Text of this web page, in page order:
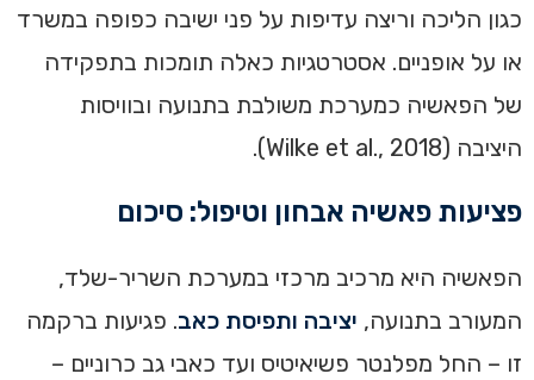
כגון הליכה וריצה עדיפות על פני ישיבה כפופה במשרד
או על אופניים. אסטרטגיות כאלה תומכות בתפקידה
של הפאשיה כמערכת משולבת בתנועה ובוויסות
היציבה (Wilke et al., 2018).
פציעות פאשיה אבחון וטיפול: סיכום
הפאשיה היא מרכיב מרכזי במערכת השריר-שלד,
המעורב בתנועה, יציבה ותפיסת כאב. פגיעות ברקמה
זו – החל מפלנטר פשיאיטיס ועד כאבי גב כרוניים –